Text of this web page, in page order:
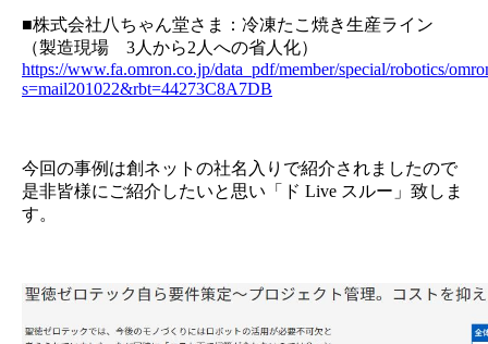
■株式会社八ちゃん堂さま：冷凍たこ焼き生産ライン
（製造現場 3人から2人への省人化）
https://www.fa.omron.co.jp/data_pdf/member/special/robotics/
s=mail201022&rbt=44273C8A7DB
今回の事例は創ネットの社名入りで紹介されましたので
是非皆様にご紹介したいと思い「ド Live スルー」致しま
す。